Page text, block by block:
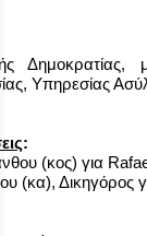
Δημοκρατίας,
Υπηρεσίας
:
(κος) για
(κα), Δικηγόρος